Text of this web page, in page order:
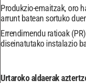
Produkzio-emaitzak, oro
arrunt batean sortuko
Errendimendu ratioak
diseinatutako instalazio
Urtaroko aldaerak